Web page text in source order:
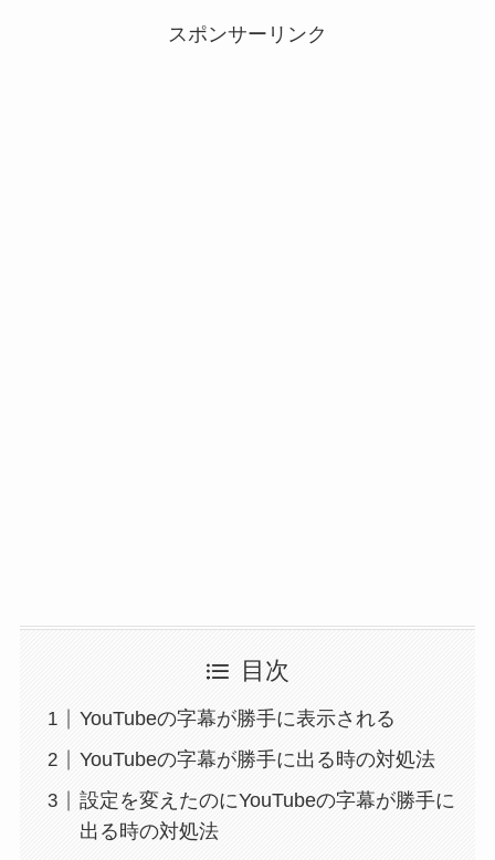
スポンサーリンク
目次
YouTubeの字幕が勝手に表示される
YouTubeの字幕が勝手に出る時の対処法
設定を変えたのにYouTubeの字幕が勝手に
出る時の対処法